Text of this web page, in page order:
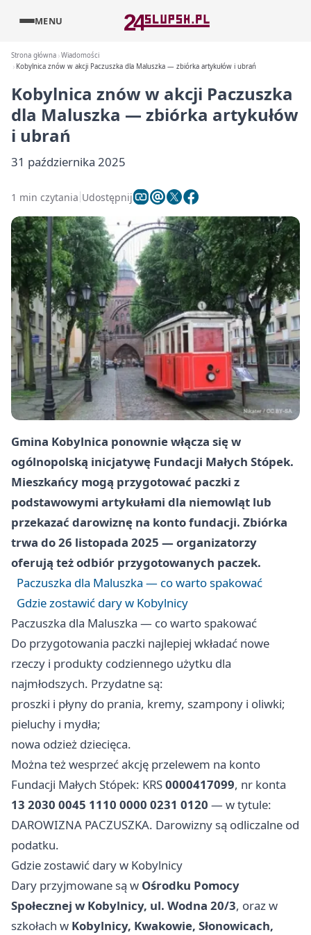
MENU
Strona główna Wiadomości
Kobylnica znów w akcji Paczuszka dla Maluszka — zbiórka artykułów i ubrań
Kobylnica znów w akcji Paczuszka
dla Maluszka — zbiórka artykułów
i ubrań
31 października 2025
1 min czytania Udostępnij
Gmina Kobylnica ponownie włącza się w
ogólnopolską inicjatywę Fundacji Małych Stópek.
Mieszkańcy mogą przygotować paczki z
podstawowymi artykułami dla niemowląt lub
przekazać darowiznę na konto fundacji. Zbiórka
trwa do26 listopada 2025 — organizatorzy
oferują też odbiór przygotowanych paczek.
Paczuszka dla Maluszka — co warto spakować
Gdzie zostawić dary w Kobylnicy
Paczuszka dla Maluszka — co warto spakować
Do przygotowania paczki najlepiej wkładać nowe
rzeczy i produkty codziennego użytku dla
najmłodszych. Przydatne są:
proszki i płyny do prania, kremy, szampony i oliwki;
pieluchy i mydła;
nowa odzież dziecięca.
Można też wesprzeć akcję przelewem na konto
Fundacji Małych Stópek: KRS0000417099, nr konta
13 2030 0045 1110 0000 0231 0120 — w tytule:
DAROWIZNA PACZUSZKA. Darowizny są odliczalne od
podatku.
Gdzie zostawić dary w Kobylnicy
Dary przyjmowane są w Ośrodku Pomocy
Społecznej w Kobylnicy, ul. Wodna 20/3, oraz w
szkołach w Kobylnicy, Kwakowie, Słonowicach,